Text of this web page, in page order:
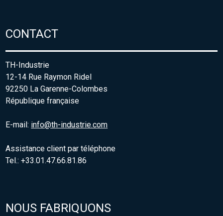
CONTACT
TH-Industrie
12-14 Rue Raymon Ridel
92250 La Garenne-Colombes
République française
E-mail: info@th-industrie.com
Assistance client par téléphone
Tel.: +33.01.47.66.81.86
NOUS FABRIQUONS